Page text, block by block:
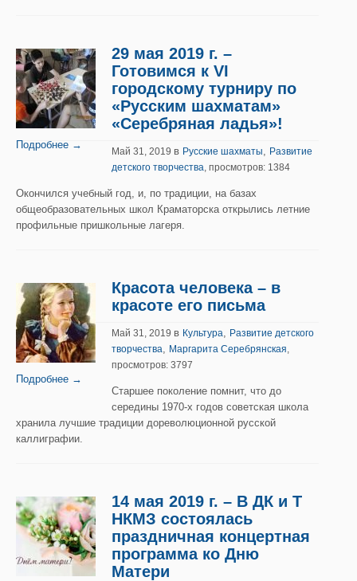
Подробнее →
29 мая 2019 г. –
Готовимся к VI
городскому турниру по
«Русским шахматам»
«Серебряная ладья»!
Май 31, 2019 в Русские шахматы, Развитие
детского творчества, просмотров: 1384
Окончился учебный год, и, по традиции, на базах
общеобразовательных школ Краматорска открылись летние
профильные пришкольные лагеря.
Подробнее →
Красота человека – в
красоте его письма
Май 31, 2019 в Культура, Развитие детского
творчества, Маргарита Серебрянская,
просмотров: 3797
Старшее поколение помнит, что до
середины 1970-х годов советская школа
хранила лучшие традиции дореволюционной русской
каллиграфии.
14 мая 2019 г. – В ДК и Т
НКМЗ состоялась
праздничная концертная
программа ко Дню
Матери